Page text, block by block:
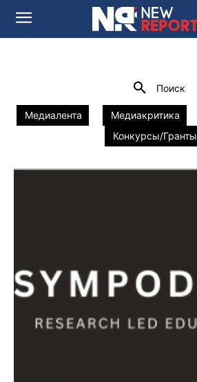
НОВОСТИ
Поиск
Медиалента Медиакритика
Конкурсы/Гранты